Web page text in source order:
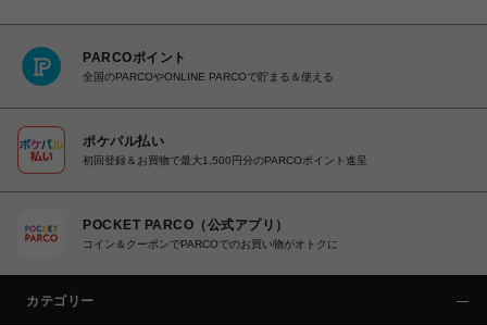
PARCOポイント
全国のPARCOやONLINE PARCOで貯まる＆使える
ポケパル払い
初回登録＆お買物で最大1,500円分のPARCOポイント進呈
POCKET PARCO（公式アプリ）
コイン＆クーポンでPARCOでのお買い物がオトクに
カテゴリー